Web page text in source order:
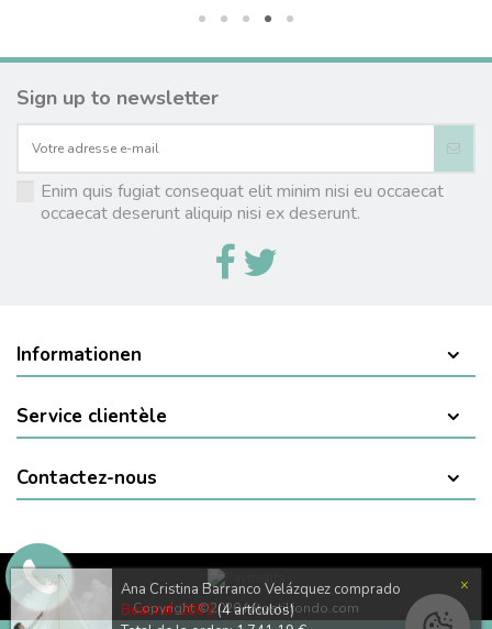
Sign up to newsletter
Enim quis fugiat consequat elit minim nisi eu occaecat
occaecat deserunt aliquip nisi ex deserunt.
Informationen
Service clientèle
Contactez-nous
Copyright ©2020 fotostilfondo.com
Ana Cristina Barranco Velázquez comprado
Boat ref. 2002(4 artículos)
×